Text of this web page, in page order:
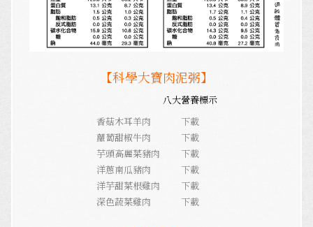
【科學大寶肉泥粥】
八大營養標示
香菇木耳羊肉
下載
蘿蔔甜椒牛肉
下載
芋頭高麗菜豬肉
下載
洋蔥南瓜豬肉
下載
洋芋甜菜根雞肉
下載
深色蔬菜雞肉
下載